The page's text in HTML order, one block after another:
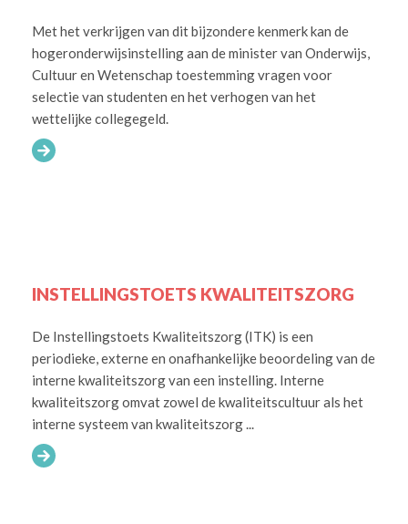
Met het verkrijgen van dit bijzondere kenmerk kan de
hogeronderwijsinstelling aan de minister van Onderwijs,
Cultuur en Wetenschap toestemming vragen voor
selectie van studenten en het verhogen van het
wettelijke collegegeld.
INSTELLINGSTOETS KWALITEITSZORG
De Instellingstoets Kwaliteitszorg (ITK) is een
periodieke, externe en onafhankelijke beoordeling van de
interne kwaliteitszorg van een instelling. Interne
kwaliteitszorg omvat zowel de kwaliteitscultuur als het
interne systeem van kwaliteitszorg ...